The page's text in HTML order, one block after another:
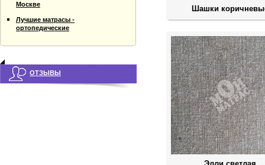
Шашки
Москве
Лучшие матрасы -
ортопедические
ОТЗЫВЫ